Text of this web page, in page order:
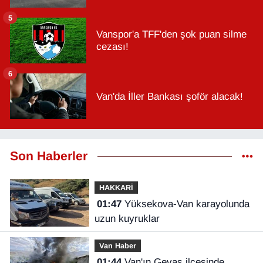
Vanspor'a TFF'den şok puan silme
cezası!
5
Van'da İller Bankası şoför alacak!
6
Son Haberler
HAKKARİ
01:47Yüksekova-Van karayolunda
uzun kuyruklar
Van Haber